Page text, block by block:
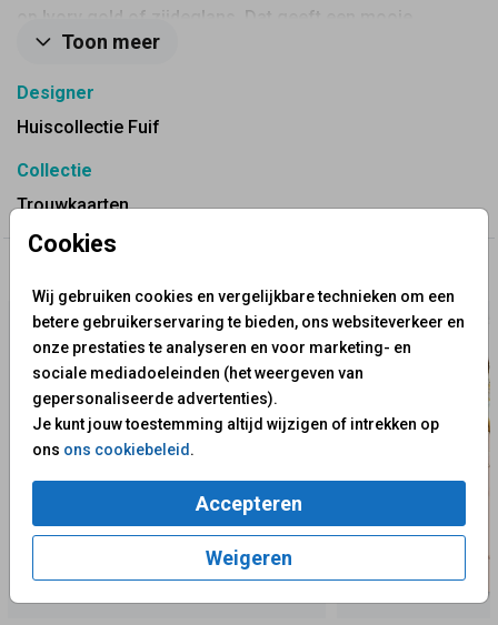
Cookies
Wij gebruiken cookies en vergelijkbare technieken om een
betere gebruikerservaring te bieden, ons websiteverkeer en
onze prestaties te analyseren en voor marketing- en
sociale mediadoeleinden (het weergeven van
gepersonaliseerde advertenties).
Je kunt jouw toestemming altijd wijzigen of intrekken op
ons ons cookiebeleid.
Accepteren
Weigeren
op Ivory gold of zijdeglans. Dat geeft een mooie
glans aan je kaart.
Toon meer
Designer
Huiscollectie Fuif
Collectie
Trouwkaarten